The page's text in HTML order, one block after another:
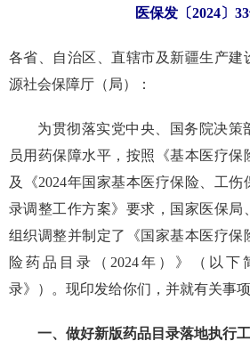
医保发〔2024〕
各省、自治区、直辖市及新疆生产建
源社会保障厅（局）：
为贯彻落实党中央、国务院决策
员用药保障水平，按照《基本医疗保
及《2024年国家基本医疗保险、工伤
录调整工作方案》要求，国家医保局
组织调整并制定了《国家基本医疗保
险药品目录（2024年）》（以下
录》）。现印发给你们，并就有关事项
一、做好新版药品目录落地执行